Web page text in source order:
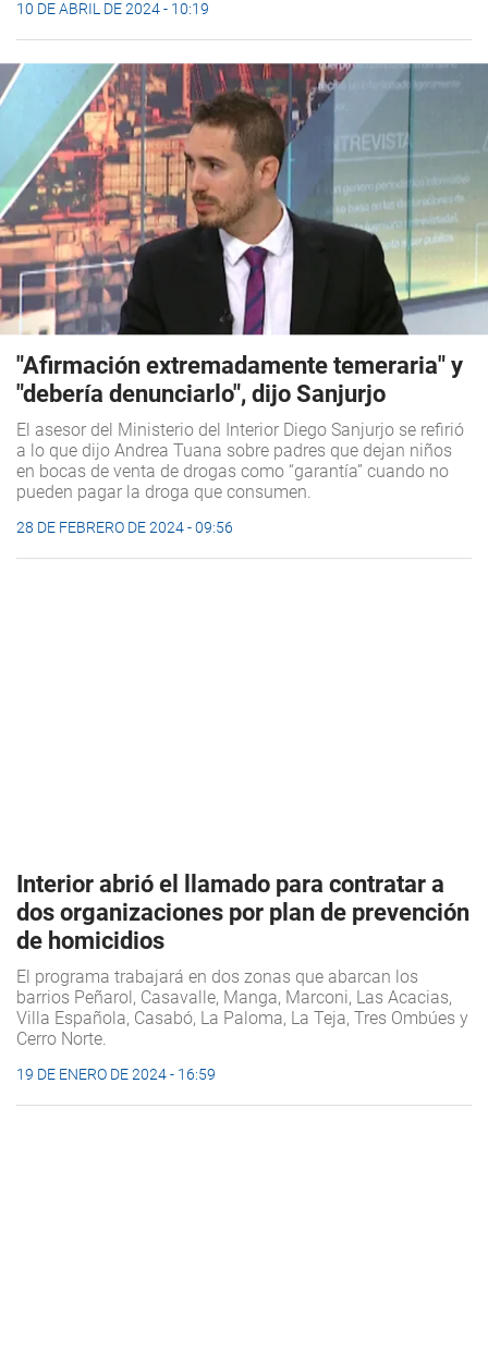
10 DE ABRIL DE 2024 - 10:19
"Afirmación extremadamente temeraria" y
"debería denunciarlo", dijo Sanjurjo
El asesor del Ministerio del Interior Diego Sanjurjo se refirió
a lo que dijo Andrea Tuana sobre padres que dejan niños
en bocas de venta de drogas como “garantía” cuando no
pueden pagar la droga que consumen.
28 DE FEBRERO DE 2024 - 09:56
Interior abrió el llamado para contratar a
dos organizaciones por plan de prevención
de homicidios
El programa trabajará en dos zonas que abarcan los
barrios Peñarol, Casavalle, Manga, Marconi, Las Acacias,
Villa Española, Casabó, La Paloma, La Teja, Tres Ombúes y
Cerro Norte.
19 DE ENERO DE 2024 - 16:59